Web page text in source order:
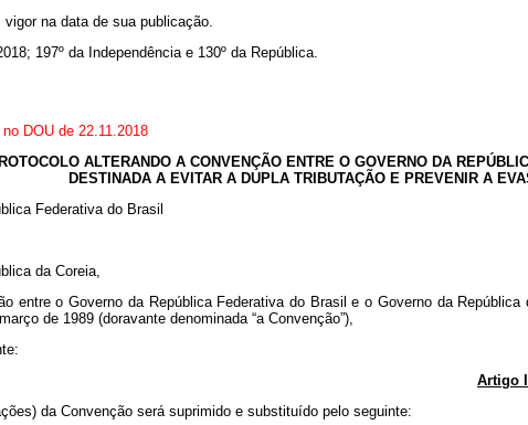
na data de sua publicação.
197º da Independência e 130º da República.
DOU de 22.11.2018
ALTERANDO A CONVENÇÃO ENTRE O GOVERNO DA
DESTINADA A EVITAR A DUPLA TRIBUTAÇÃO E PREVENIR A
Federativa do Brasil
da Coreia,
entre o Governo da República Federativa do Brasil e o Governo da
de 1989 (doravante denominada “a Convenção”),
Artigo I
da Convenção será suprimido e substituído pelo seguinte: